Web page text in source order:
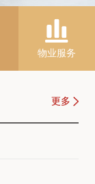
物业服务
更多